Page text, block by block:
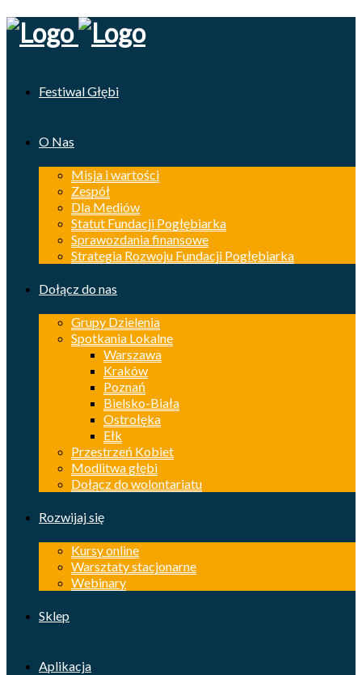
Festiwal Głębi
O Nas
Misja i wartości
Zespół
Dla Mediów
Statut Fundacji Pogłębiarka
Sprawozdania finansowe
Strategia Rozwoju Fundacji Pogłębiarka
Dołącz do nas
Grupy Dzielenia
Spotkania Lokalne
Warszawa
Kraków
Poznań
Bielsko-Biała
Ostrołęka
Ełk
Przestrzeń Kobiet
Modlitwa głębi
Dołącz do wolontariatu
Rozwijaj się
Kursy online
Warsztaty stacjonarne
Webinary
Sklep
Aplikacja